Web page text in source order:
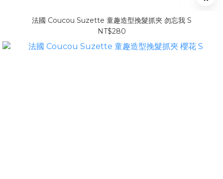
法國 Coucou Suzette 童趣造型挽髮抓夾 勿忘我 S
NT$280